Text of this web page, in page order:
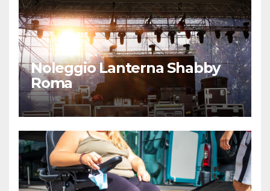
Noleggio Lanterna Shabby
Roma